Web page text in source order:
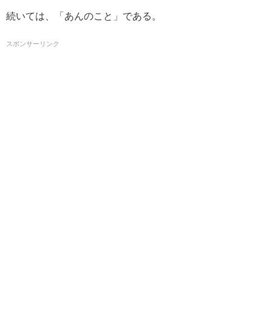
続いては、「あんのこと」である。
スポンサーリンク